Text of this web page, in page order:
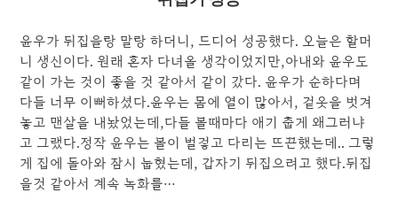
윤우가 뒤집을랑 말랑 하더니, 드디어 성공했다. 오늘은 할머
니 생신이다. 원래 혼자 다녀올 생각이었지만,아내와 윤우도
같이 가는 것이 좋을 것 같아서 같이 갔다. 윤우가 순하다며
다들 너무 이뻐하셨다.윤우는 몸에 열이 많아서, 겉옷을 벗겨
놓고 맨살을 내놨었는데,다들 볼때마다 애기 춥게 왜그러냐
고 그랬다.정작 윤우는 볼이 벌겋고 다리는 뜨끈했는데.. 그렇
게 집에 돌아와 잠시 눕혔는데, 갑자기 뒤집으려고 했다.뒤집
을것 같아서 계속 녹화를…